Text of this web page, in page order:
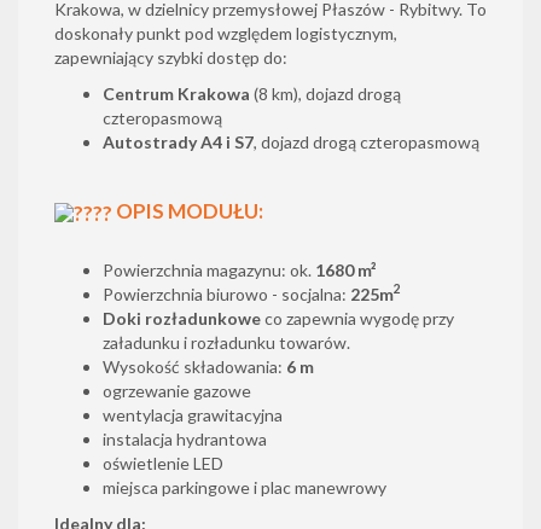
Krakowa, w dzielnicy przemysłowej Płaszów - Rybitwy. To
doskonały punkt pod względem logistycznym,
zapewniający szybki dostęp do:
Centrum Krakowa (8 km), dojazd drogą
czteropasmową
Autostrady A4 i S7, dojazd drogą czteropasmową
OPIS MODUŁU:
Powierzchnia magazynu: ok. 1680 m²
Powierzchnia biurowo - socjalna: 225m2
Doki rozładunkoweco zapewnia wygodę przy
załadunku i rozładunku towarów.
Wysokość składowania: 6 m
ogrzewanie gazowe
wentylacja grawitacyjna
instalacja hydrantowa
oświetlenie LED
miejsca parkingowe i plac manewrowy
Idealny dla: